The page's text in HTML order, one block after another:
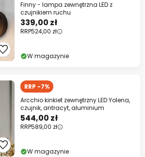
Finny - lampa zewnętrzna LED z
czujnikiem ruchu
339,00 zł
RRP524,00 zł
W magazynie
RRP -7%
Arcchio kinkiet zewnętrzny LED Yolena,
czujnik, antracyt, aluminium
544,00 zł
RRP589,00 zł
W magazynie